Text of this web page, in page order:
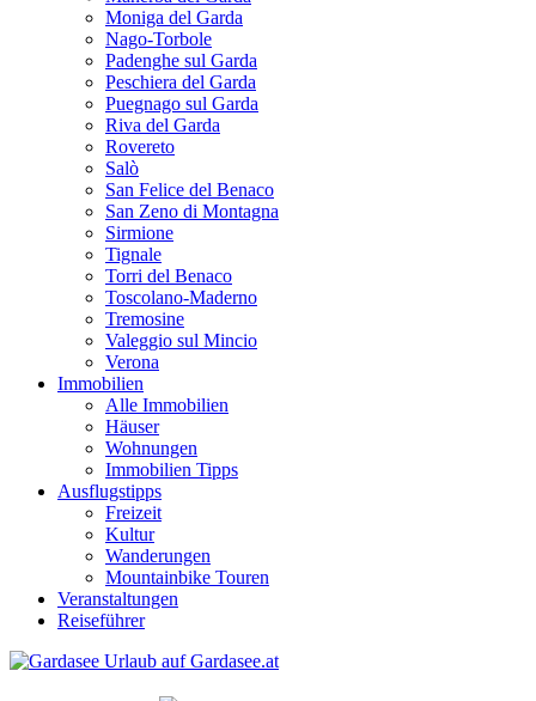
Moniga del Garda
Nago-Torbole
Padenghe sul Garda
Peschiera del Garda
Puegnago sul Garda
Riva del Garda
Rovereto
Salò
San Felice del Benaco
San Zeno di Montagna
Sirmione
Tignale
Torri del Benaco
Toscolano-Maderno
Tremosine
Valeggio sul Mincio
Verona
Immobilien
Alle Immobilien
Häuser
Wohnungen
Immobilien Tipps
Ausflugstipps
Freizeit
Kultur
Wanderungen
Mountainbike Touren
Veranstaltungen
Reiseführer